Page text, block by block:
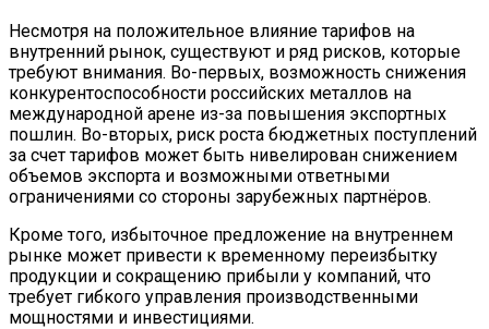
Несмотря на положительное влияние тарифов на
внутренний рынок, существуют и ряд рисков, которые
требуют внимания. Во-первых, возможность снижения
конкурентоспособности российских металлов на
международной арене из-за повышения экспортных
пошлин. Во-вторых, риск роста бюджетных поступлений
за счет тарифов может быть нивелирован снижением
объемов экспорта и возможными ответными
ограничениями со стороны зарубежных партнёров.
Кроме того, избыточное предложение на внутреннем
рынке может привести к временному переизбытку
продукции и сокращению прибыли у компаний, что
требует гибкого управления производственными
мощностями и инвестициями.